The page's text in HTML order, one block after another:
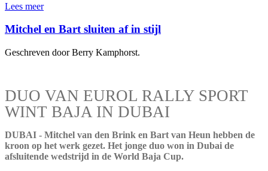
Lees meer
Mitchel en Bart sluiten af in stijl
Geschreven door Berry Kamphorst.
DUO VAN EUROL RALLY SPORT
WINT BAJA IN DUBAI
DUBAI - Mitchel van den Brink en Bart van Heun hebben de
kroon op het werk gezet. Het jonge duo won in Dubai de
afsluitende wedstrijd in de World Baja Cup.